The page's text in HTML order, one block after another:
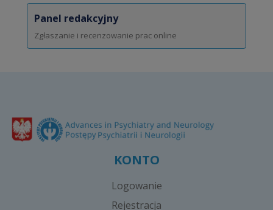
Panel redakcyjny
Zgłaszanie i recenzowanie prac online
KONTO
Logowanie
Rejestracja